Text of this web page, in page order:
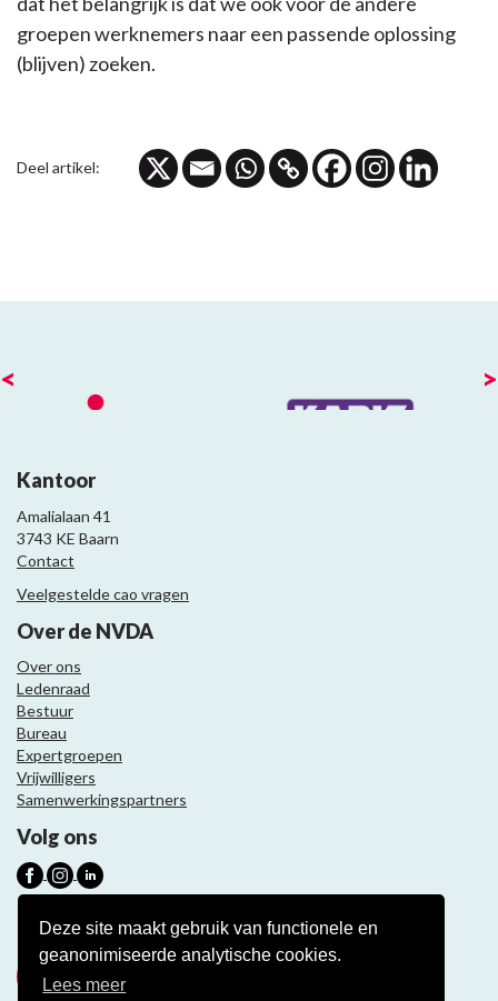
Deze site maakt gebruik van functionele en
geanonimiseerde analytische cookies.
Lees meer
groepen werknemers naar een passende oplossing
(blijven) zoeken.
Deel artikel:
< >
Kantoor
Amalialaan 41
3743 KE Baarn
Contact
Veelgestelde cao vragen
Over de NVDA
Over ons
Ledenraad
Bestuur
Bureau
Expertgroepen
Vrijwilligers
Samenwerkingspartners
Volg ons
Nieuwsbrief
Meld je aan